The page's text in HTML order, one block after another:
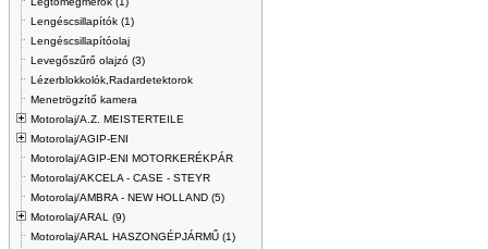
Lengéscsillapítók (1)
Lengéscsillapítóolaj
Levegőszűrő olajzó (3)
Lézerblokkolók,Radardetektorok
Menetrögzítő kamera
Motorolaj/A.Z. MEISTERTEILE
Motorolaj/AGIP-ENI
Motorolaj/AGIP-ENI MOTORKERÉKPÁR
Motorolaj/AKCELA - CASE - STEYR
Motorolaj/AMBRA - NEW HOLLAND (5)
Motorolaj/ARAL (9)
Motorolaj/ARAL HASZONGÉPJÁRMŰ (1)